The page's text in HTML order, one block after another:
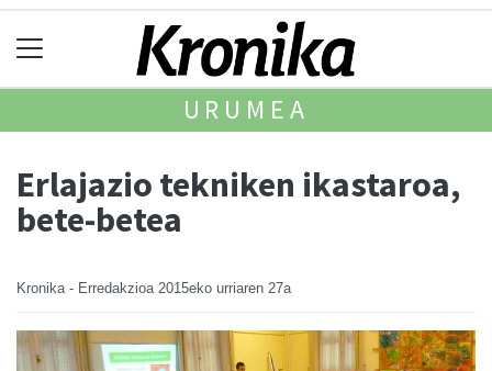
URUMEA
Erlajazio tekniken ikastaroa,
bete-betea
Kronika - Erredakzioa 2015eko urriaren 27a